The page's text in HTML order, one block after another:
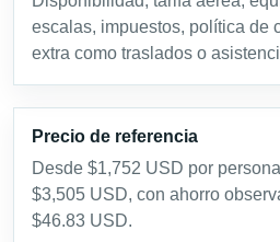
escalas, impuestos, política de
extra como traslados o
Precio de referencia
Desde $1,752 USD por
$3,505 USD, con ahorro
$46.83 USD.